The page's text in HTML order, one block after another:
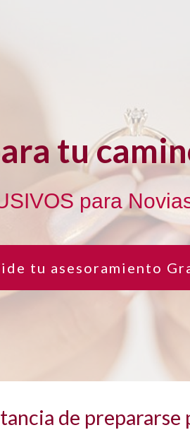
tu
para
tu asesoramiento
de prepararse